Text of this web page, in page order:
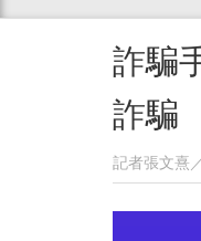
詐騙
詐騙
記者張文熹